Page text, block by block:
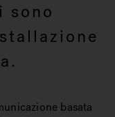
sono
basata